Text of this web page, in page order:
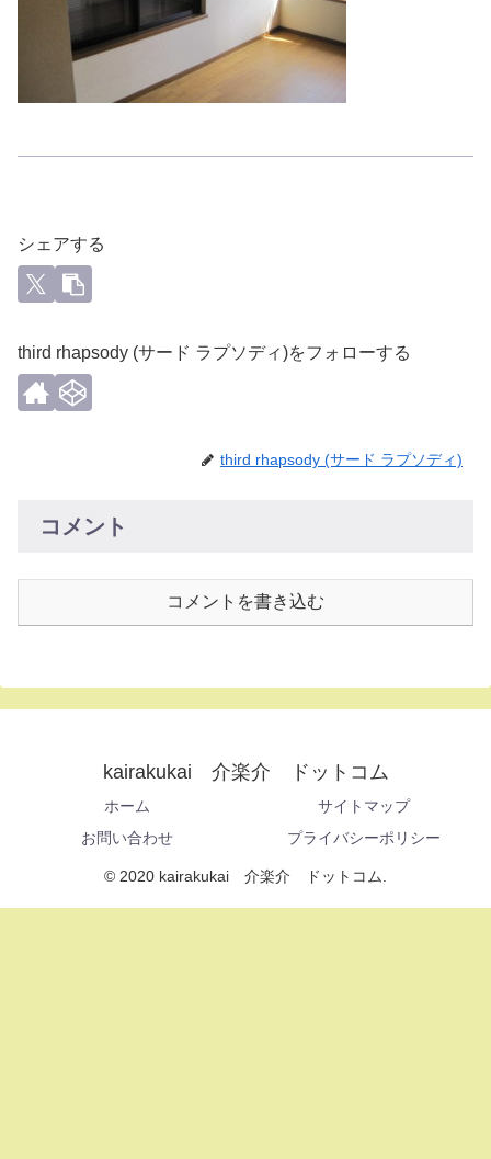
シェアする
third rhapsody (サード ラプソディ)をフォローする
third rhapsody (サード ラプソディ)
コメント
コメントを書き込む
kairakukai 介楽介 ドットコム
ホーム
サイトマップ
お問い合わせ
プライバシーポリシー
© 2020 kairakukai 介楽介 ドットコム.